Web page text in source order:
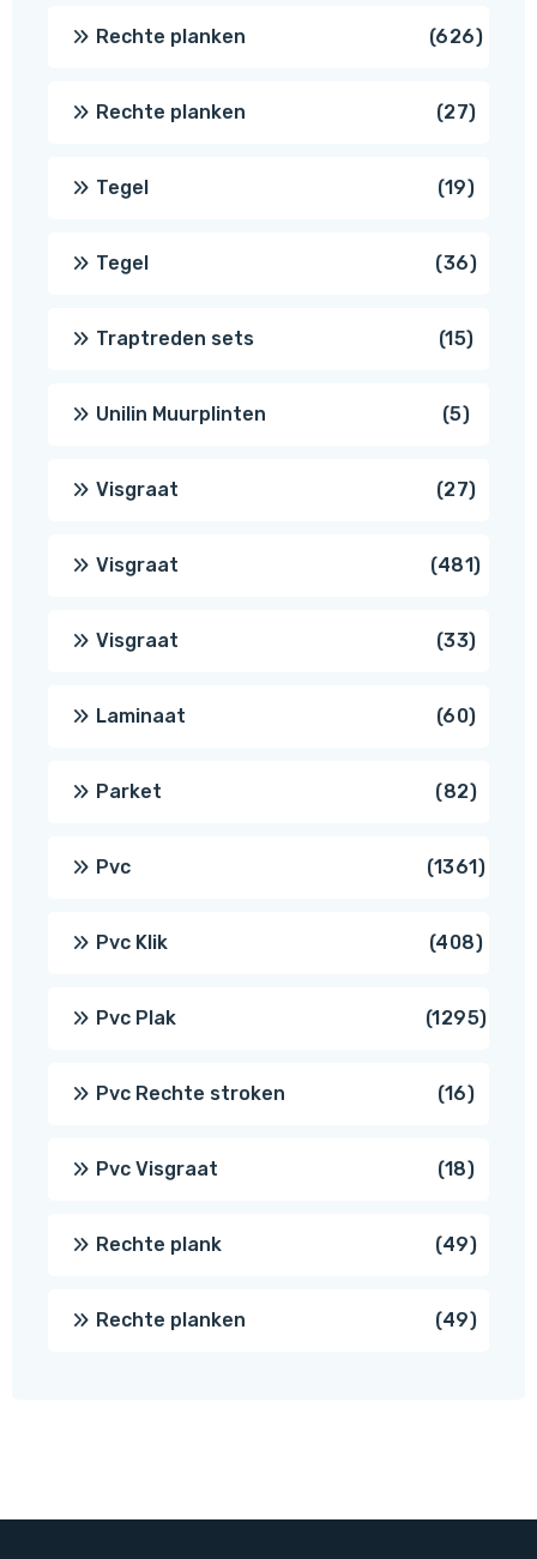
Rechte planken 626626
Rechte planken 2727
Tegel 1919
Tegel 3636
Traptreden sets 1515
Unilin Muurplinten 55
Visgraat 2727
Visgraat 481481
Visgraat 3333
Laminaat 6060
Parket 8282
Pvc 13611361
Pvc Klik 408408
Pvc Plak 12951295
Pvc Rechte stroken 1616
Pvc Visgraat 1818
Rechte plank 4949
Rechte planken 4949